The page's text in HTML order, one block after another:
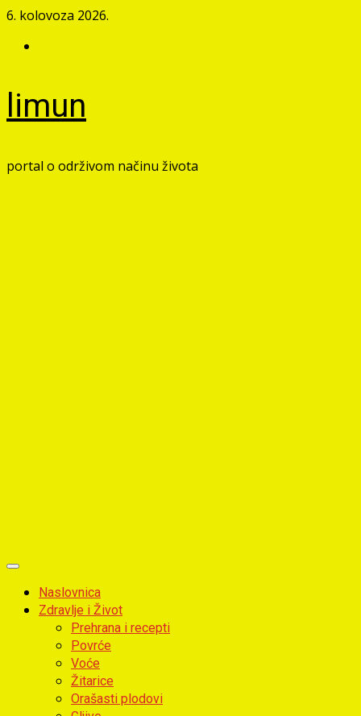
Skip
content
6. kolovoza 2026.
limun
portal o održivom načinu života
Primary
MenuNaslovnica
Zdravlje i Život
Prehrana i recepti
Povrće
Voće
Žitarice
Orašasti plodovi